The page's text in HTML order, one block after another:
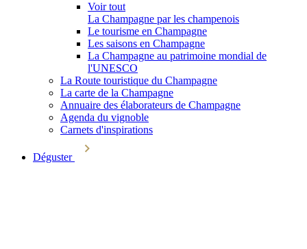
Voir tout
La Champagne par les champenois
Le tourisme en Champagne
Les saisons en Champagne
La Champagne au patrimoine mondial de
l'UNESCO
La Route touristique du Champagne
La carte de la Champagne
Annuaire des élaborateurs de Champagne
Agenda du vignoble
Carnets d'inspirations
Déguster